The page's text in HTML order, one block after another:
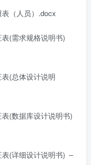
（人员）.docx
(需求规格说明书)
(总体设计说明
(数据库设计说明书)
(详细设计说明书) –